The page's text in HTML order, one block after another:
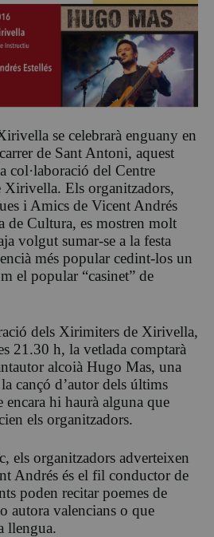
se celebrarà enguany en
de Sant Antoni, aquest
col·laboració del Centre
Els organitzadors,
i Amics de Vicent Andrés
de Cultura, es mostren molt
volgut sumar-se a la festa
més popular cedint-los un
el popular “casinet” de
dels Xirimiters de Xirivella,
21.30 h, la vetlada comptarà
alcoià Hugo Mas, una
cançó d’autor dels últims
encara hi haurà alguna que
els organitzadors.
els organitzadors adverteixen
Andrés és el fil conductor de
poden recitar poemes de
autora valencians o que
llengua.